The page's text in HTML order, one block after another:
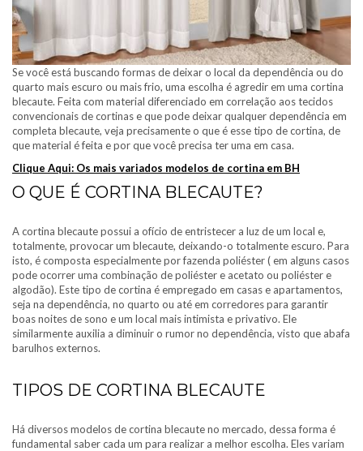
Se você está buscando formas de deixar o local da dependência ou do
quarto mais escuro ou mais frio, uma escolha é agredir em uma cortina
blecaute. Feita com material diferenciado em correlação aos tecidos
convencionais de cortinas e que pode deixar qualquer dependência em
completa blecaute, veja precisamente o que é esse tipo de cortina, de
que material é feita e por que você precisa ter uma em casa.
Clique Aqui: Os mais variados modelos de cortina em BH
O QUE É CORTINA BLECAUTE?
A cortina blecaute possui a ofício de entristecer a luz de um local e,
totalmente, provocar um blecaute, deixando-o totalmente escuro. Para
isto, é composta especialmente por fazenda poliéster ( em alguns casos
pode ocorrer uma combinação de poliéster e acetato ou poliéster e
algodão). Este tipo de cortina é empregado em casas e apartamentos,
seja na dependência, no quarto ou até em corredores para garantir
boas noites de sono e um local mais intimista e privativo. Ele
similarmente auxilia a diminuir o rumor no dependência, visto que abafa
barulhos externos.
TIPOS DE CORTINA BLECAUTE
Há diversos modelos de cortina blecaute no mercado, dessa forma é
fundamental saber cada um para realizar a melhor escolha. Eles variam